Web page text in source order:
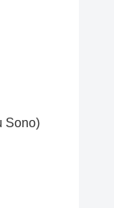
Sono)